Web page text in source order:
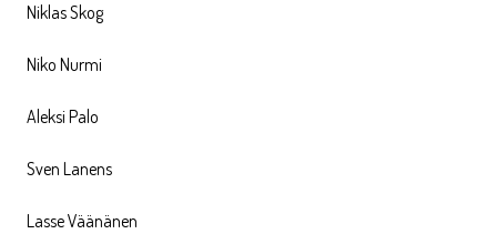
Niklas Skog
Niko Nurmi
Aleksi Palo
Sven Lanens
Lasse Väänänen